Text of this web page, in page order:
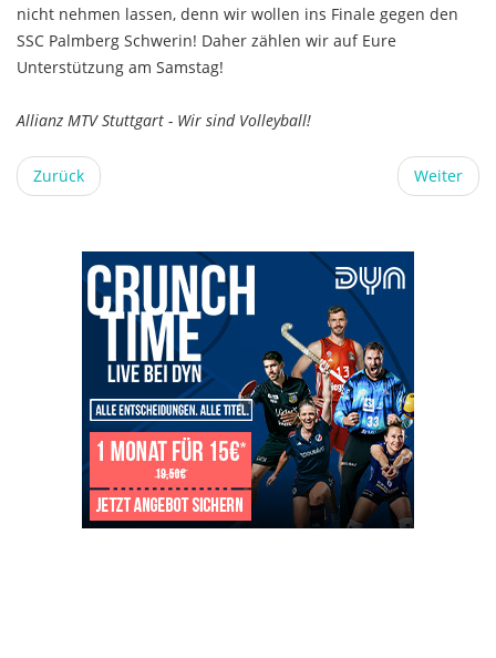
nicht nehmen lassen, denn wir wollen ins Finale gegen den
SSC Palmberg Schwerin! Daher zählen wir auf Eure
Unterstützung am Samstag!
Allianz MTV Stuttgart - Wir sind Volleyball!
Zurück Weiter